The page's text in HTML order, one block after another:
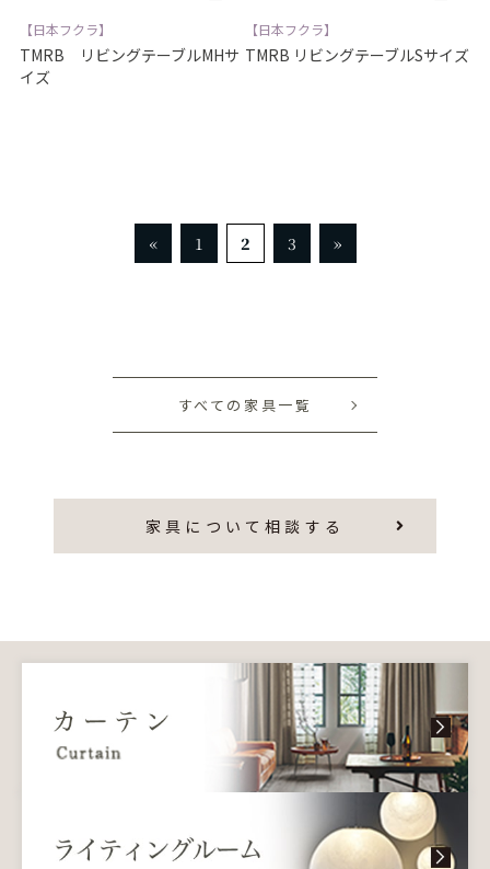
【日本フクラ】
TMRB リビングテーブルMHサ
イズ
【日本フクラ】
TMRB リビングテーブルSサイズ
« 1 2 3 »
すべての家具一覧
家具について相談する